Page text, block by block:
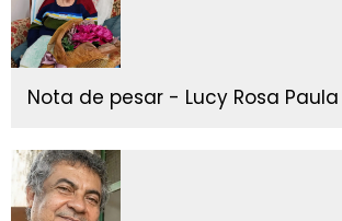
Nota de pesar - Lucy Rosa Paula